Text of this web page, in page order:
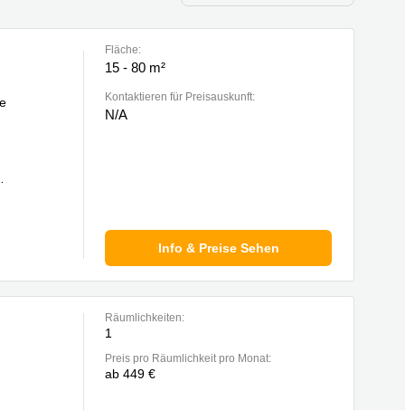
Fläche:
15 - 80 m²
Kontaktieren für Preisauskunft:
N/A
Info & Preise Sehen
Räumlichkeiten:
1
Preis pro Räumlichkeit pro Monat:
ab 449 €